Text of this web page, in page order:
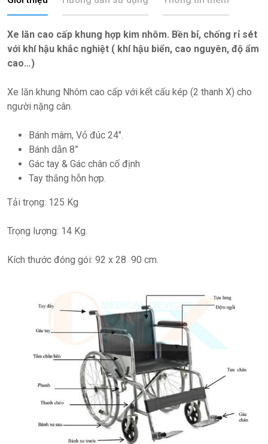
Xe lăn cao cấp khung hợp kim nhôm. Bền bỉ, chống rỉ sét
với khí hậu khắc nghiệt ( khí hậu biển, cao nguyên, độ ẩm
cao…)
Xe lăn khung Nhôm cao cấp với kết cấu kép (2 thanh X) cho
người nặng cân.
Bánh mâm, Vỏ đúc 24″.
Bánh dẫn 8”
Gác tay & Gác chân cố định
Tay thắng hỗn hợp.
Tải trọng: 125 Kg
Trọng lượng: 14 Kg.
Kích thước đóng gói: 92 x 28 90 cm.